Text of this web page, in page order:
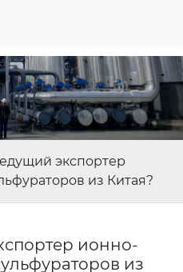
экспортер
из Китая?
ионно-
из